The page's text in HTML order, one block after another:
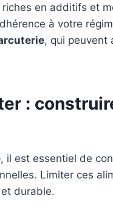
riches en additifs et
à votre
, qui peuvent
:
, il est essentiel de
Limiter ces
durable.